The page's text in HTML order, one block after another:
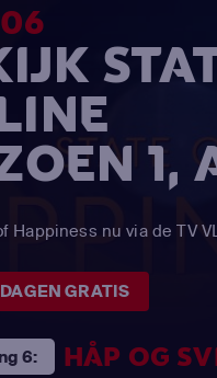
1,
Happiness nu via de TV
GRATIS
6: HÅP OG